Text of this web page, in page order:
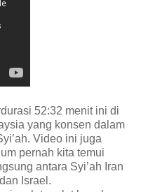
52:32 menit ini di
yang konsen dalam
Video ini juga
pernah kita temui
antara Syi’ah Iran
Israel.